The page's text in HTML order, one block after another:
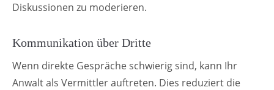
Diskussionen zu moderieren.
Kommunikation über Dritte
Wenn direkte Gespräche schwierig sind, kann Ihr
Anwalt als Vermittler auftreten. Dies reduziert die